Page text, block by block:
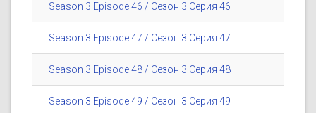
Season 3 Episode 46 / Сезон 3 Серия 46
Season 3 Episode 47 / Сезон 3 Серия 47
Season 3 Episode 48 / Сезон 3 Серия 48
Season 3 Episode 49 / Сезон 3 Серия 49